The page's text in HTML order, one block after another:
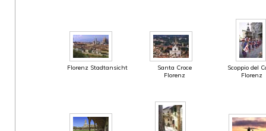
Florenz Stadtansicht
Santa Croce
Florenz
Scoppio del
Florenz